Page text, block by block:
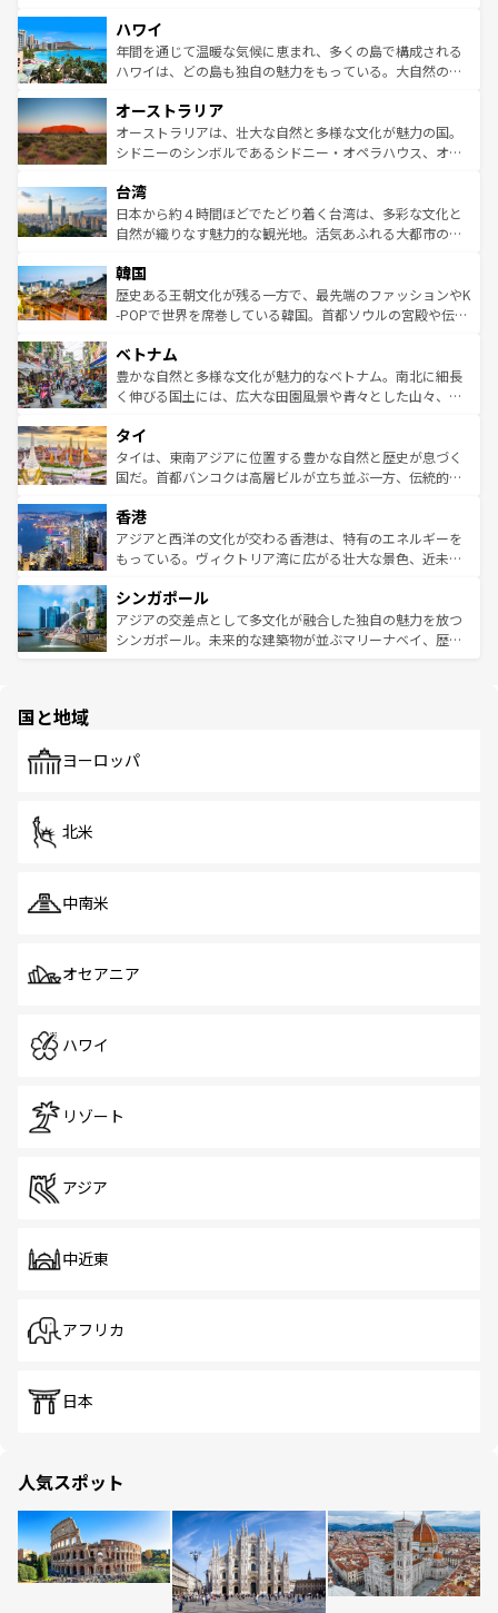
ば市内交通費無料で観光を楽しむこともできる。 なお、新
着のスイス情報はコンテンツ一覧 を参照してほしい。
のような巨大都市は、観光、ショッピング、エンターテイ
ンメントが詰まった刺激的なスポットだ。一方、アメリカ
西部には大自然が広がり、グランドキャニオンやイエロー
部のニューオーリンズでは、音楽と美食が融合した独特の
文化が魅力。旅行者はアメリカの各地域で異なる魅力を楽
しみながら、その多様性と豊かな歴史を感じることができ
ならではの贅沢な旅のスタイルだ。 なお、新着のアメリカ
情報はコンテンツ一覧を参照してほしい。
ハワイ
年間を通じて温暖な気候に恵まれ、多くの島で構成される
ハワイは、どの島も独自の魅力をもっている。大自然の神
ワイ島は見逃せない。また、定番の観光地といえばオアフ
島だが、静かな自然を求めるならマウイ島やカウアイ島が
おすすめ。エメラルドグリーンに輝く海をはじめ、豊かな
れるおもてなしの心で訪れる人々を迎えてくれるハワイの
人々、おいしいローカルフードやハワイアンミュージッ
ク、伝統的なフラダンスなど、すべてがハワイの魅力を彩
ワイを、存分に味わってほしい。 なお、新着のハワイ情報
はコンテンツ一覧を参照してほしい。
オーストラリア
オーストラリアは、壮大な自然と多様な文化が魅力の国。
シドニーのシンボルであるシドニー・オペラハウス、オー
リアリーフや大陸中央部にそびえるウルル（エアーズロッ
ク）、タスマニアの美しい原生林やケアンズの熱帯雨林な
ど、見どころがたくさん。また、カフェやワイン、オージ
いる。アクティビティも充実しており、サーフィンやダイ
ビング、ハイキングなど、アウトドア好きにはたまらな
い。オーストラリアの多彩な魅力を存分に味わいつくそ
参照してほしい。
台湾
日本から約４時間ほどでたどり着く台湾は、多彩な文化と
自然が織りなす魅力的な観光地。活気あふれる大都市の台
ン）、静ひつな山岳地帯である台湾東部など、都市の喧騒
と山間の静けさが共存しており、訪れる人に新しい発見と
驚きをもたらしてくれる。また、奥深い台湾の食文化も魅
容にもいいと評判のスイーツなど、バラエティ豊かな料理
が味わえる。 なお、新着の台湾情報は コンテンツ一覧を参
照してほしい。
韓国
歴史ある王朝文化が残る一方で、最先端のファッションやK
-POPで世界を席巻している韓国。首都ソウルの宮殿や伝統
き、地方に足を延ばせば四季折々の自然美を楽しむことが
できる。そして、キムチや焼肉、絶品のストリートフード
まで、さまざまな韓国料理が待っている。夜には、韓国な
リティに包まれながら、韓国の多彩な魅力を心ゆくまで味
わってみてほしい。 なお、新着の韓国情報はコンテンツ一
覧を参照してほしい。
ベトナム
豊かな自然と多様な文化が魅力的なベトナム。南北に細長
く伸びる国土には、広大な田園風景や青々とした山々、世
急速な発展と共に伝統が息づく。ハノイの古い町並みやホ
ーチミン市のフランス統治時代の建物も、独特の雰囲気を
醸し出している。また、バラエティの豊かさとおいしさで
とつ。フォーやバインミー、ベトナムコーヒーなどは、ぜ
ひ現地で味わいたい。どの地域を訪れてもあたたかい人々
が旅行者を迎えてくれるので、きっと忘れられない旅にな
参照してほしい。
タイ
タイは、東南アジアに位置する豊かな自然と歴史が息づく
国だ。首都バンコクは高層ビルが立ち並ぶ一方、伝統的な
の活気が交差している。北部ではチェンマイなどの山岳地
帯で自然と触れ合い、南部ではプーケットやクラビの美し
いビーチでリゾート気分を楽しむことができる。タイ料理
激する。気候は一年中温暖で、どの季節にも異なる楽しみ
が待っている。親しみやすいタイの人々、仏教を中心とし
た文化、そして多様な観光資源が、訪れる旅人を魅了し続
香港
アジアと西洋の文化が交わる香港は、特有のエネルギーを
もっている。ヴィクトリア湾に広がる壮大な景色、近未来
み、どこを訪れても感動するはず。観光スポットが密集し
ており、効率よく見どころを回れるのも魅力。息をのむよ
うな絶景から文化的な体験まで、香港を存分に楽しみ尽く
シンガポール
アジアの交差点として多文化が融合した独自の魅力を放つ
シンガポール。未来的な建築物が並ぶマリーナベイ、歴史
で、ホーカーズは地元の風情を楽しめる外せないスポット
国と地域
ヨーロッパ
北米
中南米
オセアニア
ハワイ
リゾート
アジア
中近東
アフリカ
日本
人気スポット